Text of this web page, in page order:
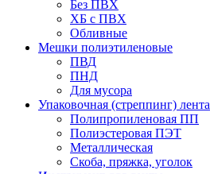
Без ПВХ
ХБ с ПВХ
Обливные
Мешки полиэтиленовые
ПВД
ПНД
Для мусора
Упаковочная (стреппинг) лента
Полипропиленовая ПП
Полиэстеровая ПЭТ
Металлическая
Скоба, пряжка, уголок